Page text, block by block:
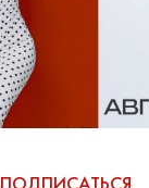
ПОДПИСАТЬСЯ